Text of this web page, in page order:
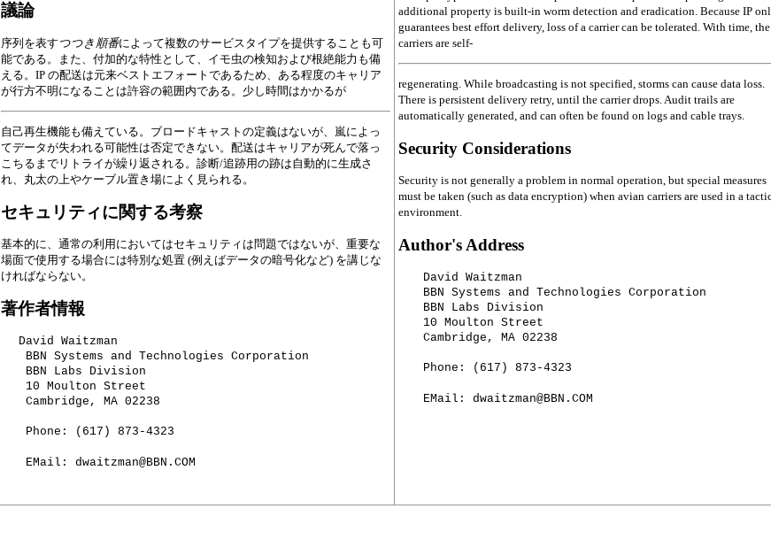
議論
序列を表す つつき順番によって複数のサービスタイプを提供することも可
能である。また、付加的な特性として、イモ虫の検知および根絶能力も備
える。IP の配送は元来ベストエフォートであるため、ある程度のキャリア
が行方不明になることは許容の範囲内である。少し時間はかかるが
自己再生機能も備えている。ブロードキャストの定義はないが、嵐によっ
てデータが失われる可能性は否定できない。配送はキャリアが死んで落っ
こちるまでリトライが繰り返される。診断/追跡用の跡は自動的に生成さ
れ、丸太の上やケーブル置き場によく見られる。
セキュリティに関する考察
基本的に、通常の利用においてはセキュリティは問題ではないが、重要な
場面で使用する場合には特別な処置 (例えばデータの暗号化など) を講じな
ければならない。
著作者情報
David Waitzman
BBN Systems and Technologies Corporation
BBN Labs Division
10 Moulton Street
Cambridge, MA 02238
Phone: (617) 873-4323
EMail: dwaitzman@BBN.COM
additional property is built-in worm detection and eradication. Because IP
guarantees best effort delivery, loss of a carrier can be tolerated. With time, the
carriers are self-
regenerating. While broadcasting is not specified, storms can cause data loss.
There is persistent delivery retry, until the carrier drops. Audit trails are
automatically generated, and can often be found on logs and cable trays.
Security Considerations
Security is not generally a problem in normal operation, but special measures
must be taken (such as data encryption) when avian carriers are used in a
environment.
Author's Address
David Waitzman
BBN Systems and Technologies Corporation
BBN Labs Division
10 Moulton Street
Cambridge, MA 02238
Phone: (617) 873-4323
EMail: dwaitzman@BBN.COM